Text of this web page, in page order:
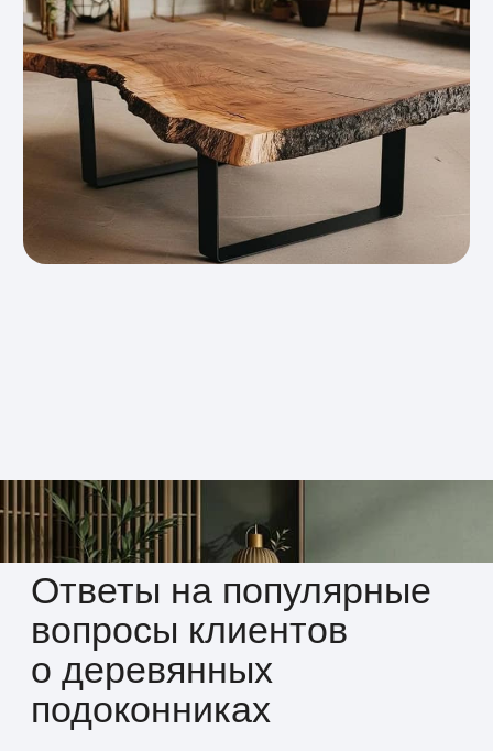
вид на долгие годы. Мы используем
влагостойкие и износостойкие
покрытия, которые защищают
поверхность от повреждений.
Универсальный стиль
Отделка деревом подходит для лофт,
сканди, классики и модерна. Легко
сочетается с камнем, штукатуркой
02
регулирует микроклимат и делает
интерьер живым и гармоничным.